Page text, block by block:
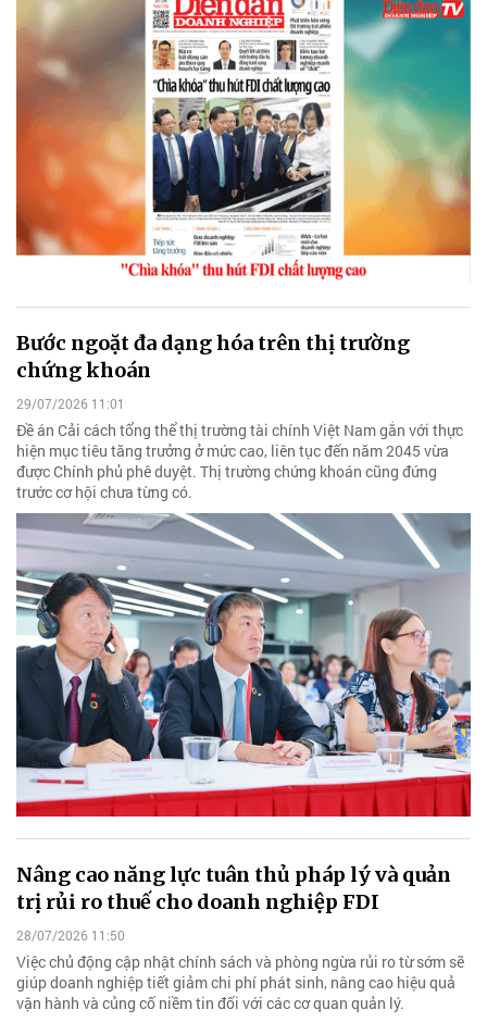
Bước ngoặt đa dạng hóa trên thị trường
chứng khoán
29/07/2026 11:01
Đề án Cải cách tổng thể thị trường tài chính Việt Nam gắn với thực
hiện mục tiêu tăng trưởng ở mức cao, liên tục đến năm 2045 vừa
được Chính phủ phê duyệt. Thị trường chứng khoán cũng đứng
trước cơ hội chưa từng có.
Nâng cao năng lực tuân thủ pháp lý và quản
trị rủi ro thuế cho doanh nghiệp FDI
28/07/2026 11:50
Việc chủ động cập nhật chính sách và phòng ngừa rủi ro từ sớm sẽ
giúp doanh nghiệp tiết giảm chi phí phát sinh, nâng cao hiệu quả
vận hành và củng cố niềm tin đối với các cơ quan quản lý.